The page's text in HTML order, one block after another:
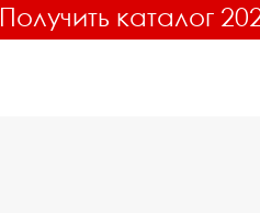
Получить каталог